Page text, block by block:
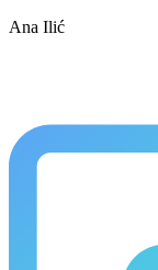
Ana Ilić